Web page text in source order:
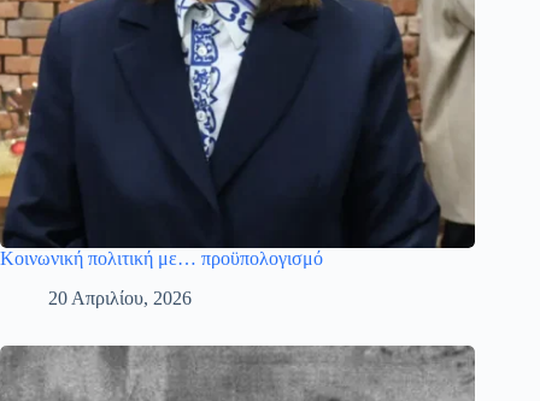
Κοινωνική πολιτική με… προϋπολογισμό
20 Απριλίου, 2026